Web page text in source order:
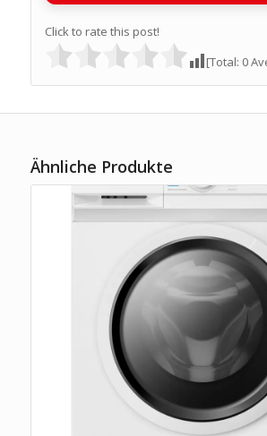
Click to rate this post!
[Total: 0
Ähnliche Produkte